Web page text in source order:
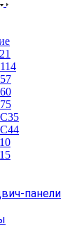
панели